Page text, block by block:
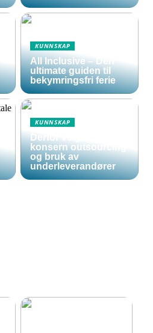
KUNNSKAP
All Inclusive – Den
ultimate guiden til
bekymringsfri ferie
KUNNSKAP
Derfor velger store
konsern outsourcing
og bruk av
underleverandører